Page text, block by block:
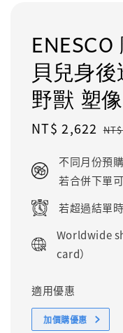
貝兒身
野獸 塑像
Sale
NT$ 2,622
不同月份預
若合併下單
若超過結單
Worldwide
card）
適用優惠
加價購優惠